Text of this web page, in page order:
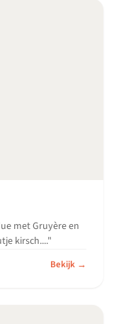
met Gruyère en
kirsch...."
Bekijk →